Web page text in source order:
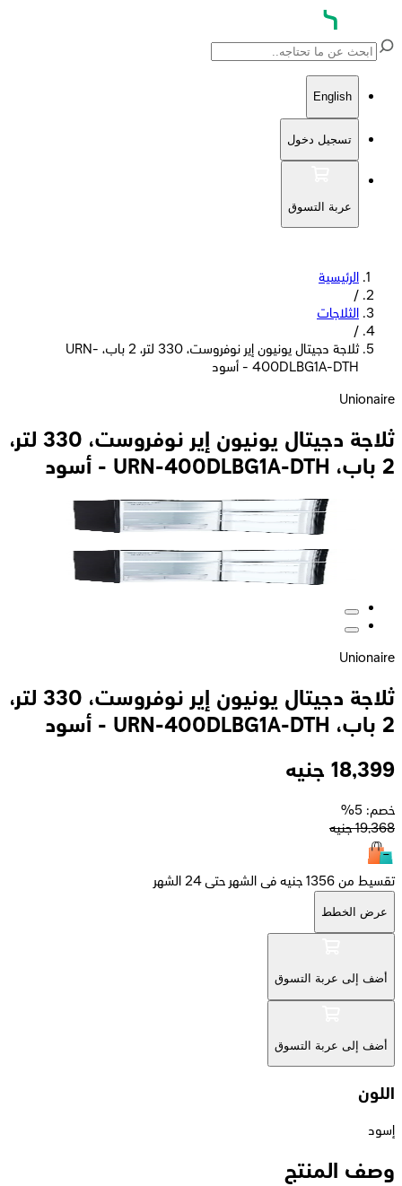
English
تسجيل دخول
عربة التسوق
الرئيسية
/
الثلاجات
/
ثلاجة دجيتال يونيون إير نوفروست، 330 لتر، 2 باب، URN-
400DLBG1A-DTH - أسود
Unionaire
ثلاجة دجيتال يونيون إير نوفروست، 330 لتر،
2 باب، URN-400DLBG1A-DTH - أسود
Unionaire
ثلاجة دجيتال يونيون إير نوفروست، 330 لتر،
2 باب، URN-400DLBG1A-DTH - أسود
18,399 جنيه
خصم: 5%
19,368 جنيه
تقسيط من 1356 جنيه فى الشهر حتى 24 الشهر
عرض الخطط
أضف إلى عربة التسوق
أضف إلى عربة التسوق
اللون
إسود
وصف المنتج